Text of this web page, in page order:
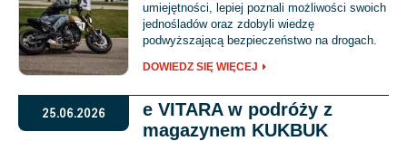
umiejętności, lepiej poznali możliwości swoich
jednośladów oraz zdobyli wiedzę
podwyższającą bezpieczeństwo na drogach.
DOWIEDZ SIĘ WIĘCEJ
25.06.2026
e VITARA w podróży z
magazynem KUKBUK